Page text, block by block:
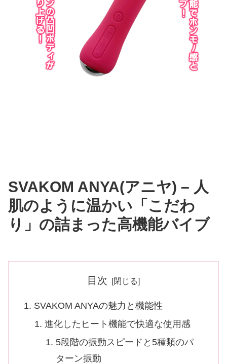
SVAKOM ANYA(アニヤ) – 人
肌のように温かい「こだわ
り」の詰まった高機能バイブ
目次
SVAKOM ANYAの魅力と機能性
進化したヒート機能で快適な使用感
5段階の振動スピードと5種類のパ
ターン振動